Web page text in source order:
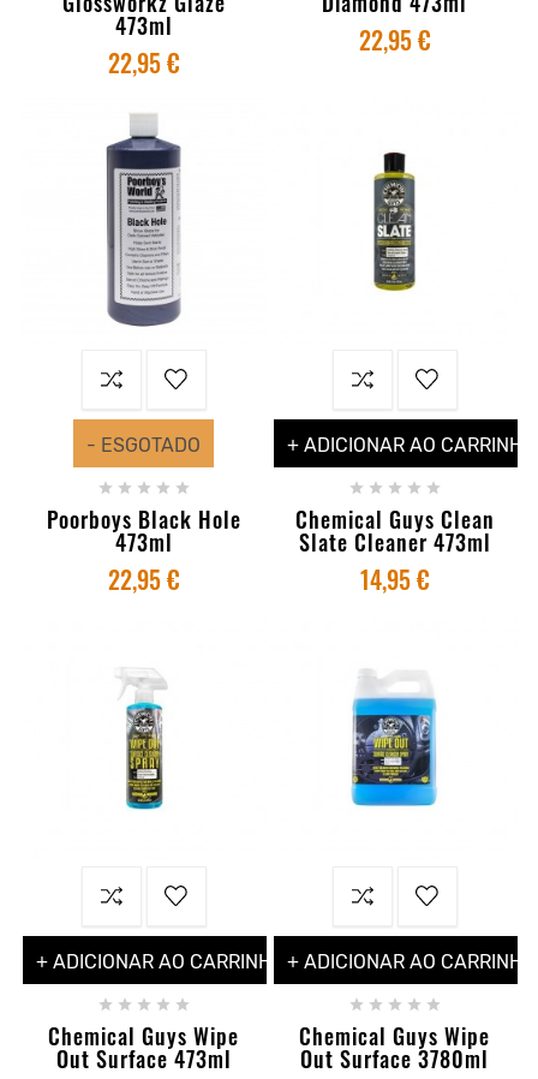
473ml
22,95 €
22,95 €
- ESGOTADO
    
Poorboys Black Hole
473ml
22,95 €
+ ADICIONAR AO CARRINHO
    
Chemical Guys Clean
Slate Cleaner 473ml
14,95 €
+ ADICIONAR AO CARRINHO
    
Chemical Guys Wipe
Out Surface 473ml
+ ADICIONAR AO CARRINHO
    
Chemical Guys Wipe
Out Surface 3780ml